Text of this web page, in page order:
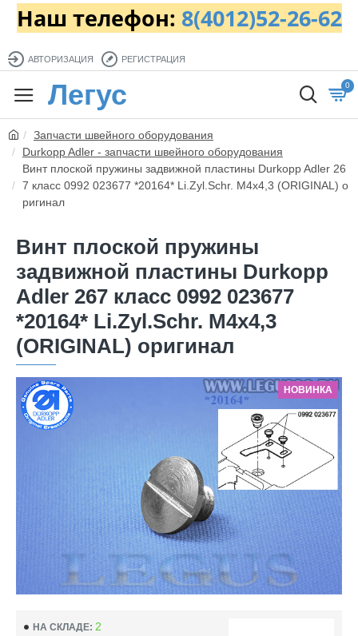
Наш телефон: 8(4012)52-26-62
АВТОРИЗАЦИЯ РЕГИСТРАЦИЯ
Легус 0
Запчасти швейного оборудования
Durkopp Adler - запчасти швейного оборудования
Винт плоской пружины задвижной пластины Durkopp Adler 26
7 класс 0992 023677 *20164* Li.Zyl.Schr. M4x4,3 (ORIGINAL) о
ригинал
Винт плоской пружины
задвижной пластины Durkopp
Adler 267 класс 0992 023677
*20164* Li.Zyl.Schr. M4x4,3
(ORIGINAL) оригинал
НОВИНКА
НА СКЛАДЕ: 2